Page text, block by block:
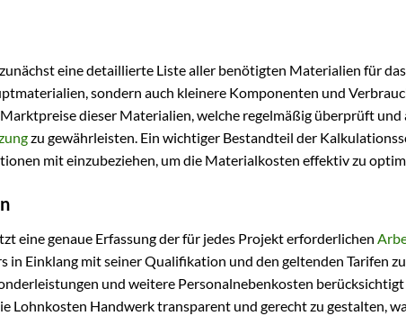
eine detaillierte Liste aller benötigten Materialien für
sondern auch kleinere Komponenten und
dieser Materialien, welche regelmäßig überprüft
zu gewährleisten. Ein wichtiger Bestandteil der
mit einzubeziehen, um die Materialkosten effektiv zu
eine genaue Erfassung der für jedes Projekt erforderlichen
in Einklang mit seiner Qualifikation und den geltenden Tarifen
und weitere Personalnebenkosten
Lohnkosten Handwerk transparent und gerecht zu gestalten,